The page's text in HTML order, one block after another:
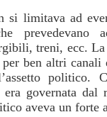
si limitava ad
prevedevano
treni, ecc.
ben altri canali
politico.
governata dal
aveva un forte